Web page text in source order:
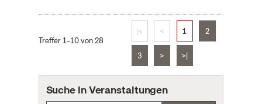
Treffer 1–10 von 28
|< < 1 2
3 > >|
Suche in Veranstaltungen